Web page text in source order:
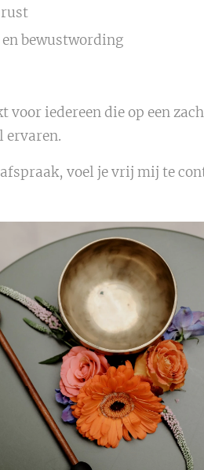
bewustwording
voor iedereen die op een
ervaren.
voel je vrij mij te